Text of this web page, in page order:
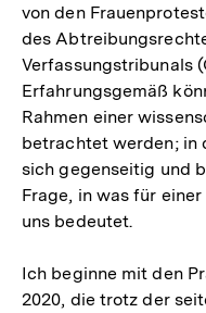
von den
des
Verfassungstribunals
Erfahrungsgemäß
Rahmen einer
betrachtet werden; in
sich gegenseitig und
Frage, in was für
uns bedeutet.
Ich beginne mit den
2020, die trotz der